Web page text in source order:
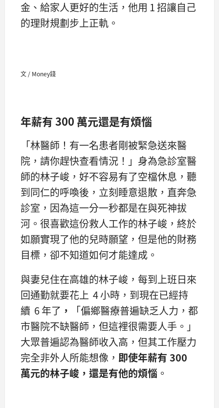
金、給家人更好的生活，他用 1 招讓自己
的理財規劃步上正軌。
文 / Money錢
年薪有 300 萬元還是有煩惱
「林醫師！有一名患者剛被緊急送來醫
院，請你趕快查看情況！」身為急診室醫
師的林子峻，好不容易有了空檔休息，聽
到同仁的呼喚後，立刻睡意退散，直奔急
診室，因為這一分一秒都是在與死神拔
河。很喜歡這份救人工作的林子峻，終於
如願實現了他的兒時願望，但是他的財務
目標，卻不知道如何才能達成。
與妻兒住在高雄的林子峻，每到上班日來
回通勤就要花上 4 小時，到現在已經持
續 6 年了 ，
「偏鄉醫療普遍缺乏人力，都
市醫院不缺醫師，但這裡很需要人手。」
大眾普遍認為醫師收入高，但其工作壓力
完全非外人所能想像， 即使年薪有 300
萬元的林子峻，還是有他的煩惱 。